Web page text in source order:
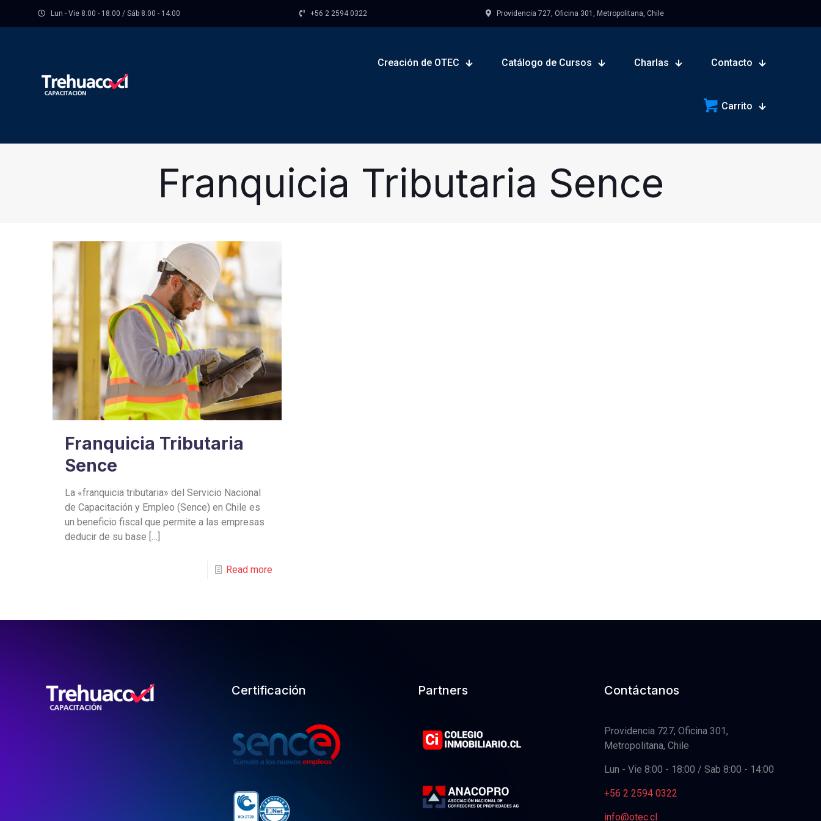
Lun - Vie 8:00 - 18:00 / Sáb 8:00 - 14:00 +56 2 2594 0322 Providencia 727, Oficina 301, Metropolitana, Chile
Creación de OTEC Catálogo de Cursos Charlas Contacto
Carrito
Franquicia Tributaria Sence
Franquicia Tributaria
Sence
La «franquicia tributaria» del Servicio Nacional
de Capacitación y Empleo (Sence) en Chile es
un beneficio fiscal que permite a las empresas
deducir de su base
Read more
Certificación Partners Contáctanos
Providencia 727, Oficina 301,
Metropolitana, Chile
Lun - Vie 8:00 - 18:00 / Sab 8:00 - 14:00
+56 2 2594 0322
info@otec.cl